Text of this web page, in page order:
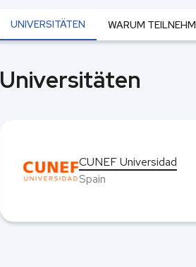
UNIVERSITÄTEN WARUM
Universitäten
CUNEF Universidad
Spain